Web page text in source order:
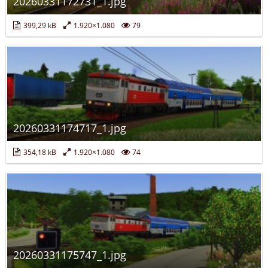
399,29 kB 1.920×1.080 79
20260331174717_1.jpg
354,18 kB 1.920×1.080 74
20260331175747_1.jpg